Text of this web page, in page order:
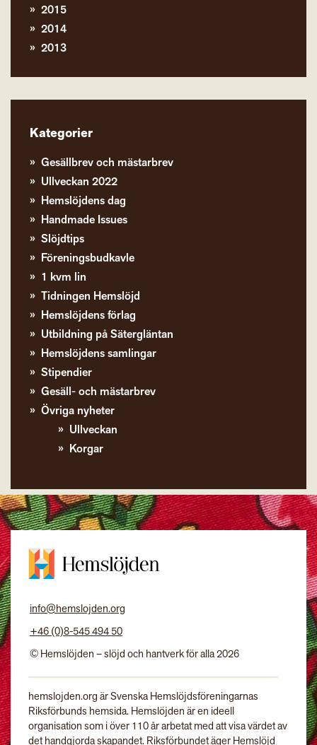
2015
2014
2013
Kategorier
Gesällbrev och mästarbrev
Ullveckan 2022
Hemslöjdens dag
Handmade Issues
Slöjdtips
Föreningsbudkavle
1 kvm lin
Tidningen Hemslöjd
Hemslöjdens förlag
Utbildning på Sätergläntan
Hemslöjdens samlingar
Stipendier
Gesäll- och mästarbrev
Övriga nyheter
Ullveckan
Korgar
info@hemslojden.org
+46 (0)8-545 494 50
© Hemslöjden – slöjd och hantverk för alla 2026
hemslojden.org är Svenska Hemslöjdsföreningarnas
Riksförbunds hemsida. Hemslöjden är en ideell
organisation som i över 110 år arbetat med att visa värdet av
det handgjorda skapandet. Riksförbundet äger Hemslöjd